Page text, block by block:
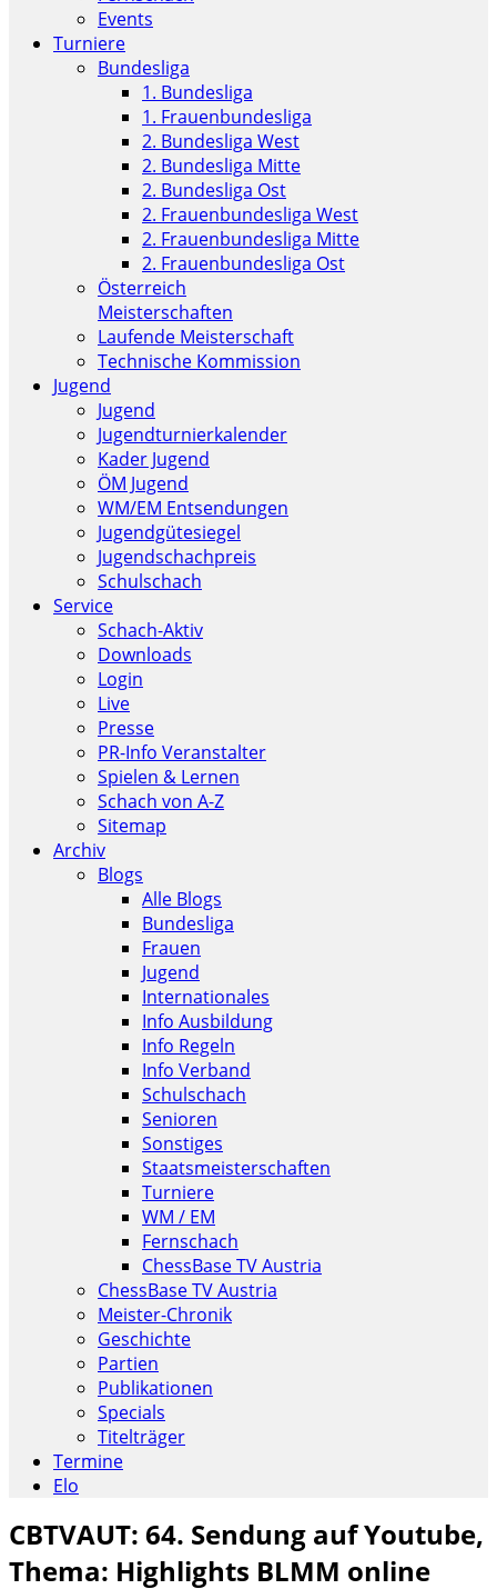
Events
Turniere
Bundesliga
1. Bundesliga
1. Frauenbundesliga
2. Bundesliga West
2. Bundesliga Mitte
2. Bundesliga Ost
2. Frauenbundesliga West
2. Frauenbundesliga Mitte
2. Frauenbundesliga Ost
Österreich
Meisterschaften
Laufende Meisterschaft
Technische Kommission
Jugend
Jugend
Jugendturnierkalender
Kader Jugend
ÖM Jugend
WM/EM Entsendungen
Jugendgütesiegel
Jugendschachpreis
Schulschach
Service
Schach-Aktiv
Downloads
Login
Live
Presse
PR-Info Veranstalter
Spielen & Lernen
Schach von A-Z
Sitemap
Archiv
Blogs
Alle Blogs
Bundesliga
Frauen
Jugend
Internationales
Info Ausbildung
Info Regeln
Info Verband
Schulschach
Senioren
Sonstiges
Staatsmeisterschaften
Turniere
WM / EM
Fernschach
ChessBase TV Austria
ChessBase TV Austria
Meister-Chronik
Geschichte
Partien
Publikationen
Specials
Titelträger
Termine
Elo
CBTVAUT: 64. Sendung auf Youtube,
Thema: Highlights BLMM online